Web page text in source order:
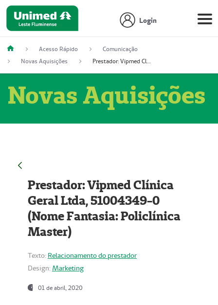
Login
Acesso Rápido
Comunicação
Novas Aquisições
Prestador: Vipmed Clínica Geral Ltda, 51004349-0 (Nome Fantasia: Policlínica Master)
Novas Aquisições
Prestador: Vipmed Clínica
Geral Ltda, 51004349-0
(Nome Fantasia: Policlínica
Master)
Texto: Relacionamento do prestador
Design: Marketing
01 de abril, 2020